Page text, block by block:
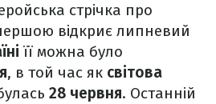
стрічка про
відкриє липневий
її можна було
, в той час як світова
28 червня. Останній